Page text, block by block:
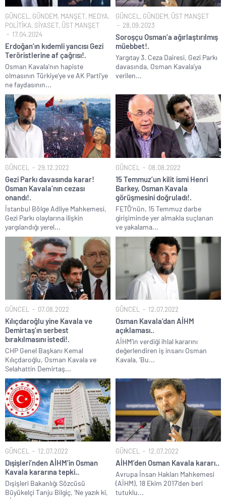
TÜİK kira zam oranını yüzde 31 olarak açıkladı..
Etimesgut Belediye Başkanı Erdal Beşikçioğlu hakkında
Donald Trump’ın İran saldırılarını durdurma kararını Netanyahu da
sosyal medyadan öğrendi..
Günlerdir İran’a tehditler savurarak atıp tutan Trump yine kıvırdı!.
Yolsuzluktan gözaltına alınan Veli Ağbaba’nın kardeşi tutuklandı!.
Taksicilerden darbe girişimi gibi eylem planı!.
GÜNCEL , GÜNDEM, MANŞET, MEDYA,
POLİTİKA, SİYASET, ÜST MANŞET
17.04.2024
Erdoğan’ın kıdemli yancısı Gezi
Teröristlerine af çağrısı!.
Osman Kavala’nın hapiste
olmasının Türkiye’ye ve AK Parti’ye
ne faydasının...
GÜNCEL , GÜNDEM, ÜST MANŞET
28.09.2023
Soroşçu Osman’a ağırlaştırılmış
müebbet!.
Yargıtay 3. Ceza Dairesi, Gezi Parkı
davasında, Osman Kavala’ya
verilen...
GÜNCEL 29.12.2022
Gezi Parkı davasında karar!
Osman Kavala’nın cezası
onandı!.
İstanbul Bölge Adliye Mahkemesi,
Gezi Parkı olaylarına ilişkin
yargılandığı yerel...
GÜNCEL 08.08.2022
15 Temmuz’un kilit ismi Henri
Barkey, Osman Kavala
görüşmesini doğruladı!.
FETÖ’nün, 15 Temmuz darbe
girişiminde yer almakla suçlanan
ve yakalama...
GÜNCEL 07.08.2022
Kılıçdaroğlu yine Kavala ve
Demirtaş’ın serbest
bırakılmasını istedi!.
CHP Genel Başkanı Kemal
Kılıçdaroğlu, Osman Kavala ve
Selahattin Demirtaş...
GÜNCEL 12.07.2022
Osman Kavala’dan AİHM
açıklaması..
AİHM’in verdiği ihlal kararını
değerlendiren iş insanı Osman
Kavala, ‘Bu...
GÜNCEL 12.07.2022
Dışişleri’nden AİHM’in Osman
Kavala kararına tepki..
Dışişleri Bakanlığı Sözcüsü
Büyükelçi Tanju Bilgiç, ‘Ne yazık ki,
GÜNCEL 12.07.2022
AİHM’den Osman Kavala kararı..
Avrupa İnsan Hakları Mahkemesi
(AİHM), 18 Ekim 2017’den beri
tutuklu...